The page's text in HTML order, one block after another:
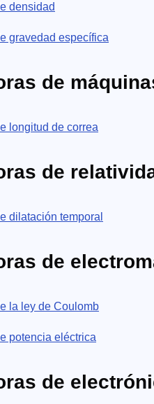
densidad
gravedad específica
de
longitud de correa
de
dilatación temporal
de
la ley de Coulomb
potencia eléctrica
de